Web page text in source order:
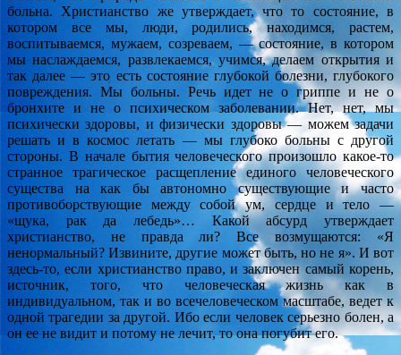
больна. Христианство же утверждает, что то состояние, в
котором все мы, люди, родились, находимся, растем,
воспитываемся, мужаем, созреваем, — состояние, в котором
мы наслаждаемся, развлекаемся, учимся, делаем открытия и
так далее — это есть состояние глубокой болезни, глубокого
повреждения. Мы больны. Речь идет не о гриппе и не о
бронхите и не о психическом заболевании. Нет, нет, мы
психически здоровы, и физически здоровы — можем задачи
решать и в космос летать — мы глубоко больны с другой
стороны. В начале бытия человеческого произошло какое-то
странное трагическое расщепление единого человеческого
существа на как бы автономно существующие и часто
противоборствующие между собой ум, сердце и тело —
«щука, рак да лебедь»… Какой абсурд утверждает
христианство, не правда ли? Все возмущаются: «Я
ненормальный? Извините, другие может быть, но не я». И вот
здесь-то, если христианство право, и заключен самый корень,
источник, того, что человеческая жизнь как в
индивидуальном, так и во всечеловеческом масштабе, ведет к
одной трагедии за другой. Ибо если человек серьезно болен, а
он ее не видит и потому не лечит, то она погубит его.